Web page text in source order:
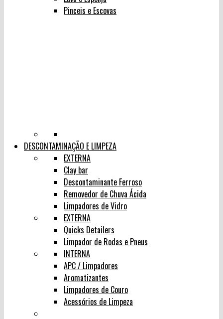
Pinceis e Escovas
DESCONTAMINAÇÃO E LIMPEZA
EXTERNA
Clay bar
Descontaminante Ferroso
Removedor de Chuva Ácida
Limpadores de Vidro
EXTERNA
Quicks Detailers
Limpador de Rodas e Pneus
INTERNA
APC / Limpadores
Aromatizantes
Limpadores de Couro
Acessórios de Limpeza